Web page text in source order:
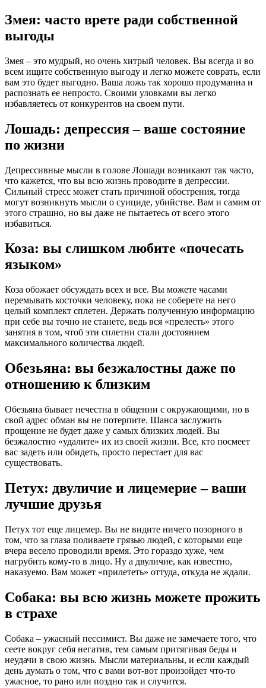
Змея: часто врете ради собственной
выгоды
Змея – это мудрый, но очень хитрый человек. Вы всегда и во
всем ищите собственную выгоду и легко можете соврать, если
вам это будет выгодно. Ваша ложь так хорошо продуманна и
распознать ее непросто. Своими уловками вы легко
избавляетесь от конкурентов на своем пути.
Лошадь: депрессия – ваше состояние
по жизни
Депрессивные мысли в голове Лошади возникают так часто,
что кажется, что вы всю жизнь проводите в депрессии.
Сильный стресс может стать причиной обострения, тогда
могут возникнуть мысли о суициде, убийстве. Вам и самим от
этого страшно, но вы даже не пытаетесь от всего этого
избавиться.
Коза: вы слишком любите «почесать
языком»
Коза обожает обсуждать всех и все. Вы можете часами
перемывать косточки человеку, пока не соберете на него
целый комплект сплетен. Держать полученную информацию
при себе вы точно не станете, ведь вся «прелесть» этого
занятия в том, чтоб эти сплетни стали достоянием
максимального количества людей.
Обезьяна: вы безжалостны даже по
отношению к близким
Обезьяна бывает нечестна в общении с окружающими, но в
свой адрес обман вы не потерпите. Шанса заслужить
прощение не будет даже у самых близких людей. Вы
безжалостно «удалите» их из своей жизни. Все, кто посмеет
вас задеть или обидеть, просто перестает для вас
существовать.
Петух: двуличие и лицемерие – ваши
лучшие друзья
Петух тот еще лицемер. Вы не видите ничего позорного в
том, что за глаза поливаете грязью людей, с которыми еще
вчера весело проводили время. Это гораздо хуже, чем
нагрубить кому-то в лицо. Ну а двуличие, как известно,
наказуемо. Вам может «прилететь» оттуда, откуда не ждали.
Собака: вы всю жизнь можете прожить
в страхе
Собака – ужасный пессимист. Вы даже не замечаете того, что
сеете вокруг себя негатив, тем самым притягивая беды и
неудачи в свою жизнь. Мысли материальны, и если каждый
день думать о том, что с вами вот-вот произойдет что-то
ужасное, то рано или поздно так и случится.